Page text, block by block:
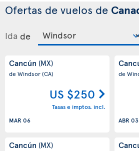
Ofertas de vuelos de
Ida de
Cancún (MX)
de Windsor(CA)
US $250
Tasas e imptos. incl.
MAR 06
de
ABR 03
Cancún (MX)